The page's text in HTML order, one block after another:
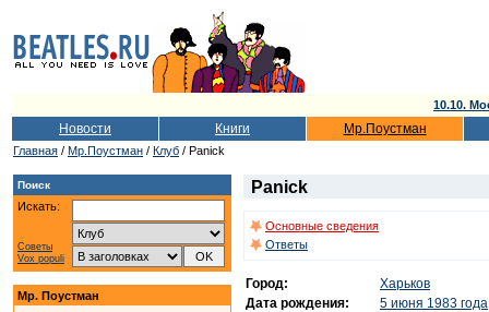
10.10.
Новости Книги Мр.Поустман
Главная / Мр.Поустман / Клуб / Panick
Поиск
Искать:
Советы
Vox populi
Мр. Поустман
Panick
Основные сведения
Ответы
Город:
Харьков
Дата рождения:
5 июня 1983 года